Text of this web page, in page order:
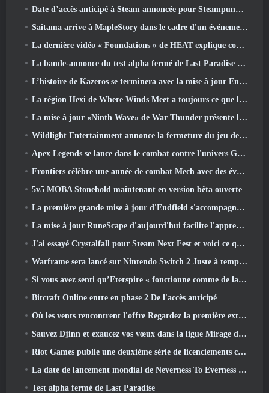
Date d’accès anticipé à Steam annoncée pour Steampunk ARPG Crystalfall
Saitama arrive à MapleStory dans le cadre d'un événement de collaboration One-Punch Man
La dernière vidéo « Foundations » de HEAT explique comment les agents et les réservoirs travaillent ensemble
La bande-annonce du test alpha fermé de Last Paradise nous rappelle à quoi ressemble vraiment la survie à l'apocalypse zombie
L’histoire de Kazeros se terminera avec la mise à jour Ends Of The Abyss de Lost Ark
La région Hexi de Where Winds Meet a toujours ce que les joueurs aiment tout en étant une expérience unique
La mise à jour «Ninth Wave» de War Thunder présente les jets de rang IX
Wildlight Entertainment annonce la fermeture du jeu de tir gratuit Highguard
Apex Legends se lance dans le combat contre l'univers Gundam dans le dernier événement crossover
Frontiers célèbre une année de combat Mech avec des événements d'anniversaire
5v5 MOBA Stonehold maintenant en version bêta ouverte
La première grande mise à jour d'Endfield s'accompagne de nombreuses optimisations
La mise à jour RuneScape d'aujourd'hui facilite l'apprentissage des styles de combat originaux du MMORPG.
J'ai essayé Crystalfall pour Steam Next Fest et voici ce que j'ai appris
Warframe sera lancé sur Nintendo Switch 2 Juste à temps pour la prochaine mise à jour majeure, Le graphiste de l'ombre
Si vous avez senti qu’Eterspire « fonctionne comme de la merde », Le directeur créatif dit que ce n’est plus le cas
Bitcraft Online entre en phase 2 De l'accès anticipé
Où les vents rencontrent l'offre Regardez la première extension majeure de Hexi Live Stream
Sauvez Djinn et exaucez vos vœux dans la ligue Mirage de Path Of Exile
Riot Games publie une deuxième série de licenciements ce mois-ci
La date de lancement mondial de Neverness To Everness révélée
Test alpha fermé de Last Paradise